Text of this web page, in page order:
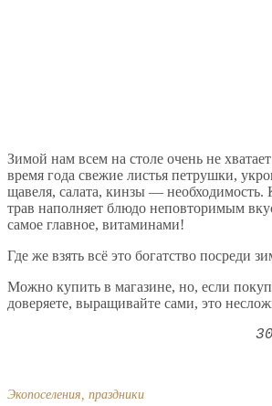
Зимой нам всем на столе очень не
время года свежие листья петрушки,
щавеля, салата, кинзы — необходимость.
трав наполняет блюдо неповторимым
самое главное, витаминами!
Где же взять всё это богатство посреди
Можно купить в магазине, но, если
доверяете, выращивайте сами, это
Экопоселения, праздники